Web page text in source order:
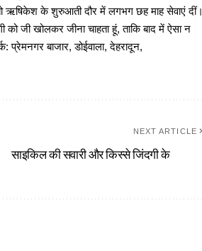
ऋषिकेश के शुरुआती दौर में लगभग छह माह सेवाएं दीं।
जी खोलकर जीना चाहता हूं, ताकि बाद में ऐसा न
प्रेमनगर बाजार, डोईवाला, देहरादून,
NEXT ARTICLE
साइकिल की सवारी और किस्से जिंदगी के